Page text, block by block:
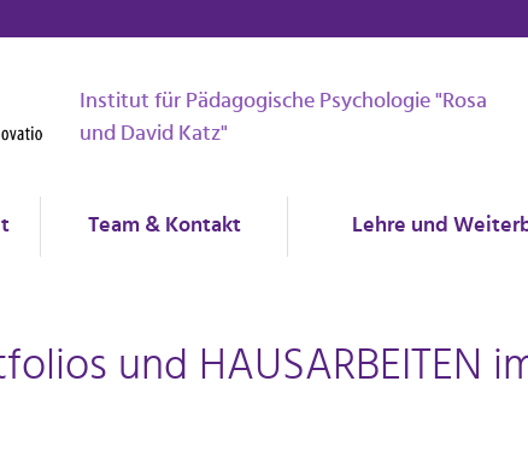
Institut für Pädagogische Psychologie "Rosa
und David Katz"
Team & Kontakt Lehre und
und HAUSARBEITEN